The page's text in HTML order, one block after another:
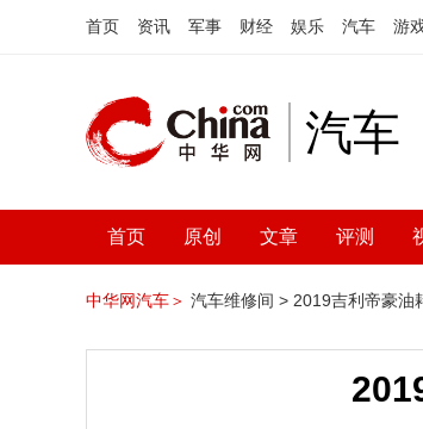
首页 资讯 军事 财经 娱乐 汽车 游
汽车
首页 原创 文章 评测
中华网汽车＞ 汽车维修间 > 2019吉利帝豪油